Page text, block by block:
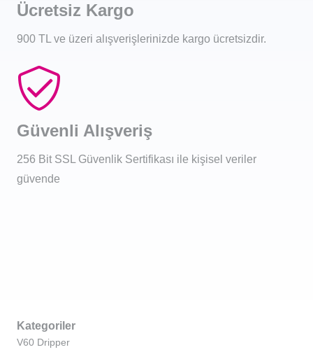
Ücretsiz Kargo
900 TL ve üzeri alışverişlerinizde kargo ücretsizdir.
Güvenli Alışveriş
256 Bit SSL Güvenlik Sertifikası ile kişisel veriler
güvende
Kategoriler
V60 Dripper